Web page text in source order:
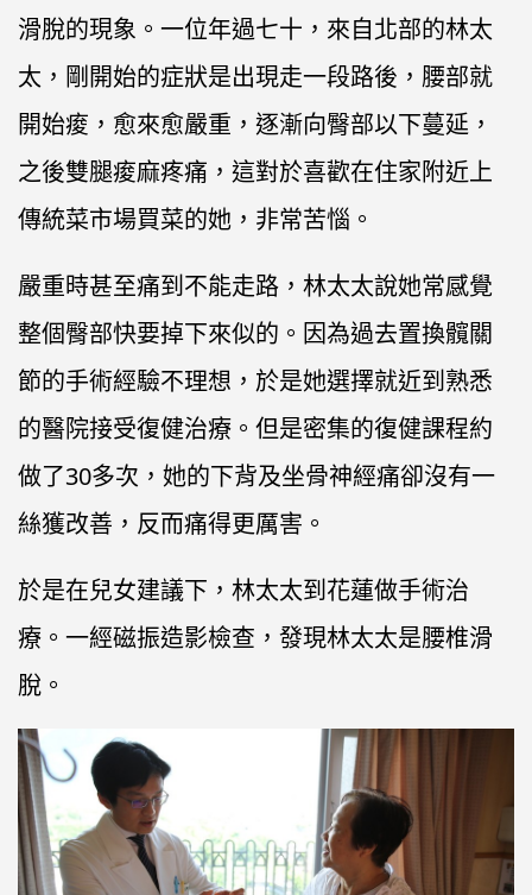
滑脫的現象。一位年過七十，來自北部的林太
太，剛開始的症狀是出現走一段路後，腰部就
開始痠，愈來愈嚴重，逐漸向臀部以下蔓延，
之後雙腿痠麻疼痛，這對於喜歡在住家附近上
傳統菜市場買菜的她，非常苦惱。
嚴重時甚至痛到不能走路，林太太說她常感覺
整個臀部快要掉下來似的。因為過去置換髖關
節的手術經驗不理想，於是她選擇就近到熟悉
的醫院接受復健治療。但是密集的復健課程約
做了30多次，她的下背及坐骨神經痛卻沒有一
絲獲改善，反而痛得更厲害。
於是在兒女建議下，林太太到花蓮做手術治
療。一經磁振造影檢查，發現林太太是腰椎滑
脫。